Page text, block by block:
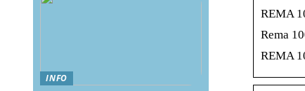
REMA
Rema
REMA
INFO